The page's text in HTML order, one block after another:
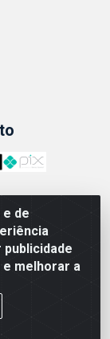
de
melhorar a
- CNPJ:
1045 -
21020-124